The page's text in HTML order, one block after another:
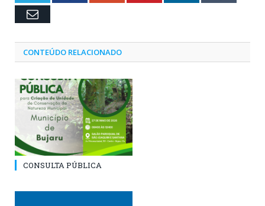
Email
CONTEÚDO RELACIONADO
CONSULTA PÚBLICA